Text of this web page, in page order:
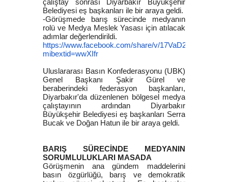
çalıştay sonrası Diyarbakır Büyükşehir
Belediyesi eş başkanları ile bir araya geldi.
-Görüşmede barış sürecinde medyanın
rolü ve Medya Meslek Yasası için atılacak
adımlar değerlendirildi.
https://www.facebook.com/share/v/17VaD2SXAP/?
mibextid=wwXIfr
Uluslararası Basın Konfederasyonu (UBK)
Genel Başkanı Şakir Gürel ve
beraberindeki federasyon başkanları,
Diyarbakır'da düzenlenen bölgesel medya
çalıştayının ardından Diyarbakır
Büyükşehir Belediyesi eş başkanları Serra
Bucak ve Doğan Hatun ile bir araya geldi.
BARIŞ SÜRECİNDE MEDYANIN
SORUMLULUKLARI MASADA
Görüşmenin ana gündem maddelerini
basın özgürlüğü, barış ve demokratik